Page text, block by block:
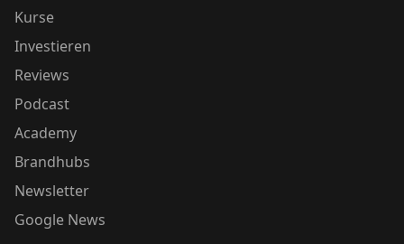
Kurse
Investieren
Reviews
Podcast
Academy
Brandhubs
Newsletter
Google News